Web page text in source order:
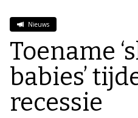
Nieuws
Toename
babies’
recessie